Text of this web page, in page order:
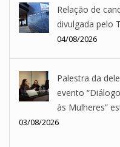
Relação de
divulgada pelo
04/08/2026
Palestra da
evento
às Mulheres”
03/08/2026